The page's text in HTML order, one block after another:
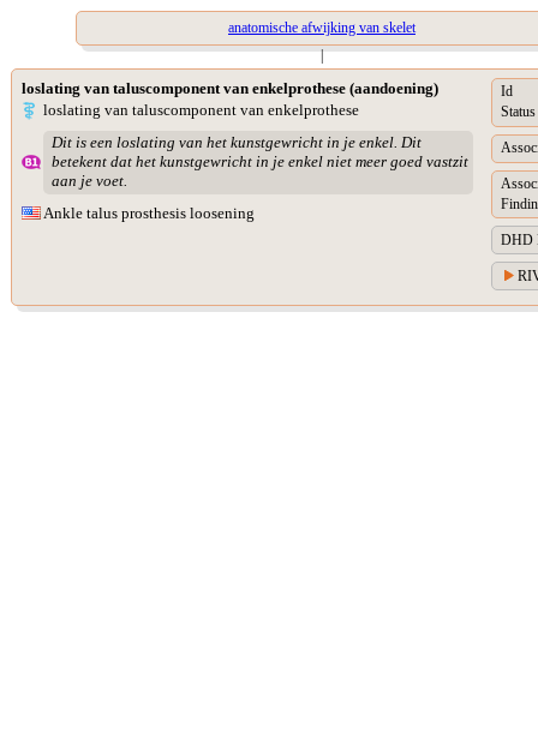
anatomische afwijking van skelet
|
loslating van taluscomponent van enkelprothese (aandoening)
loslating van taluscomponent van enkelprothese
Dit is een loslating van het kunstgewricht in je enkel. Dit
betekent dat het kunstgewricht in je enkel niet meer goed vastzit
aan je voet.
Ankle talus prosthesis loosening
Id
Status
DHD